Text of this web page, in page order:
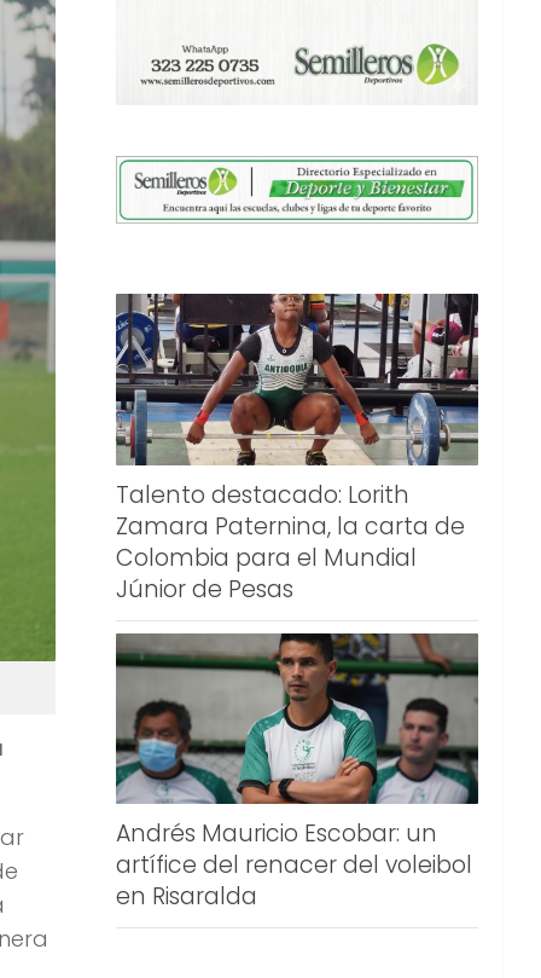
Talento destacado: Lorith
Zamara Paternina, la carta de
Colombia para el Mundial
Júnior de Pesas
Andrés Mauricio Escobar: un
artífice del renacer del voleibol
en Risaralda